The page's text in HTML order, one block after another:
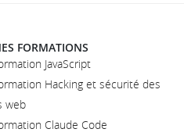
FORMATIONS
JavaScript
Hacking et sécurité des
web
Claude Code